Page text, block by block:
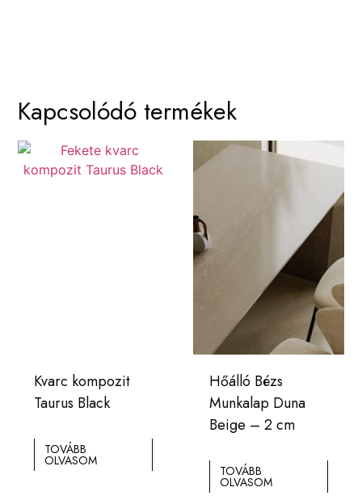
Kapcsolódó termékek
Kvarc kompozit
Taurus Black
TOVÁBB
OLVASOM
Hőálló Bézs
Munkalap Duna
Beige – 2 cm
TOVÁBB
OLVASOM